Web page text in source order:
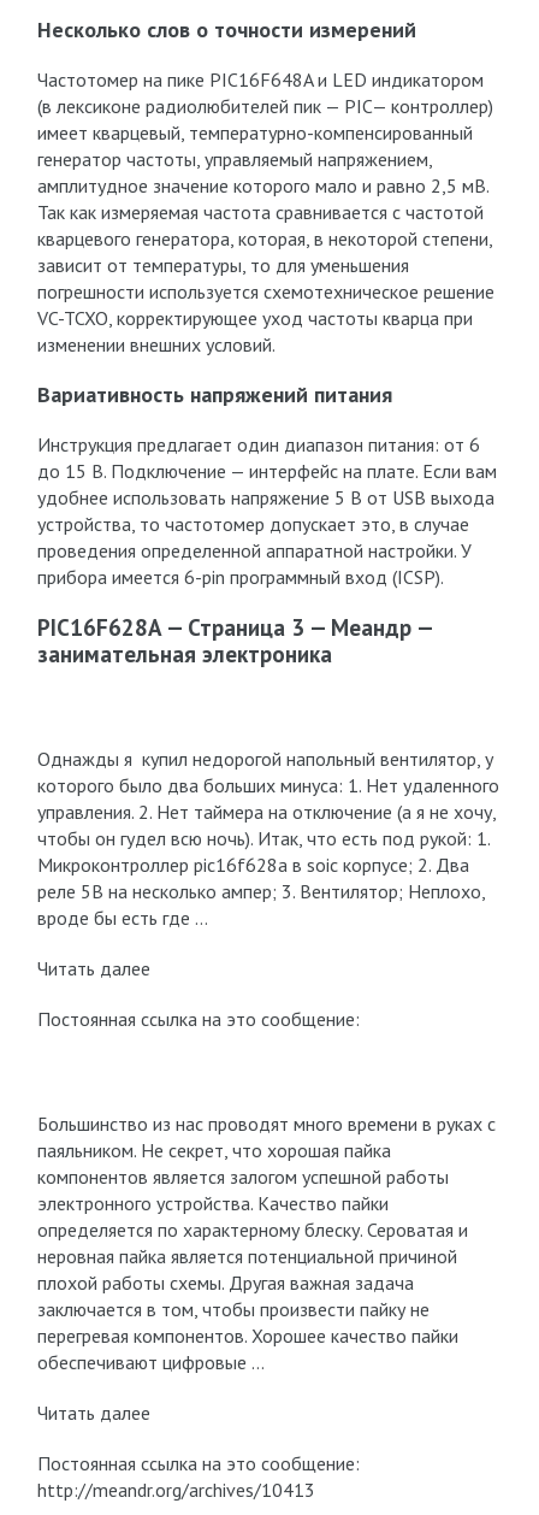
Несколько слов о точности измерений
Частотомер на пике PIC16F648A и LED индикатором
(в лексиконе радиолюбителей пик — PIC— контроллер)
имеет кварцевый, температурно-компенсированный
генератор частоты, управляемый напряжением,
амплитудное значение которого мало и равно 2,5 мВ.
Так как измеряемая частота сравнивается с частотой
кварцевого генератора, которая, в некоторой степени,
зависит от температуры, то для уменьшения
погрешности используется схемотехническое решение
VC-TCXO, корректирующее уход частоты кварца при
изменении внешних условий.
Вариативность напряжений питания
Инструкция предлагает один диапазон питания: от 6
до 15 В. Подключение — интерфейс на плате. Если вам
удобнее использовать напряжение 5 В от USB выхода
устройства, то частотомер допускает это, в случае
проведения определенной аппаратной настройки. У
прибора имеется 6-pin программный вход (ICSP).
PIC16F628A — Страница 3 — Меандр —
занимательная электроника
Однажды я купил недорогой напольный вентилятор, у
которого было два больших минуса: 1. Нет удаленного
управления. 2. Нет таймера на отключение (а я не хочу,
чтобы он гудел всю ночь). Итак, что есть под рукой: 1.
Микроконтроллер pic16f628a в soic корпусе; 2. Два
реле 5В на несколько ампер; 3. Вентилятор; Неплохо,
вроде бы есть где …
Читать далее
Постоянная ссылка на это сообщение:
Большинство из нас проводят много времени в руках с
паяльником. Не секрет, что хорошая пайка
компонентов является залогом успешной работы
электронного устройства. Качество пайки
определяется по характерному блеску. Сероватая и
неровная пайка является потенциальной причиной
плохой работы схемы. Другая важная задача
заключается в том, чтобы произвести пайку не
перегревая компонентов. Хорошее качество пайки
обеспечивают цифровые …
Читать далее
Постоянная ссылка на это сообщение:
http://meandr.org/archives/10413